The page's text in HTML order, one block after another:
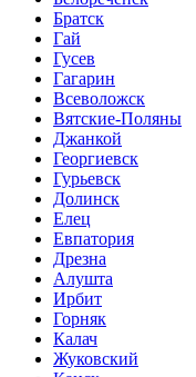
Братск
Гай
Гусев
Гагарин
Всеволожск
Вятские-Поляны
Джанкой
Георгиевск
Гурьевск
Долинск
Елец
Евпатория
Дрезна
Алушта
Ирбит
Горняк
Калач
Жуковский